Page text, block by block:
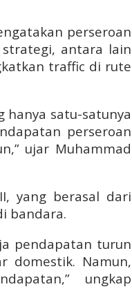
perseroan
antara lain
traffic di rute
hanya satu-satunya
perseroan
ujar Muhammad
yang berasal dari
bandara.
pendapatan turun
domestik. Namun,
ungkap